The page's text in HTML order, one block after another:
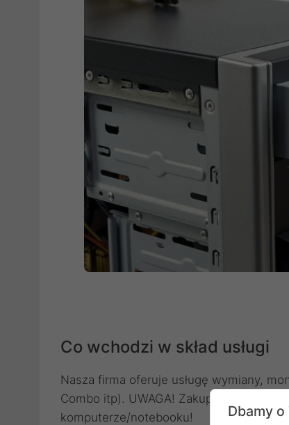
Co wchodzi w skład usługi
Nasza firma oferuje usługę wymiany,
Combo itp). UWAGA! Zakup pojedynczej
komputerze/notebooku!
Dbamy